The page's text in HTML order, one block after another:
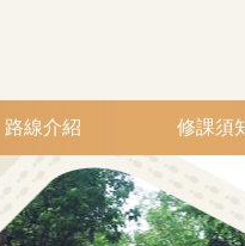
路線介紹 修課須